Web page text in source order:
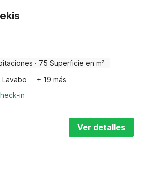
· 75 Superficie en m²
Lavabo
+ 19 más
in
Ver detalles